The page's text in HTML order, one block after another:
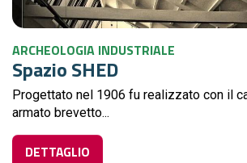
ARCHEOLOGIA INDUSTRIALE
Spazio SHED
Progettato nel 1906 fu realizzato con il
armato brevetto...
DETTAGLIO